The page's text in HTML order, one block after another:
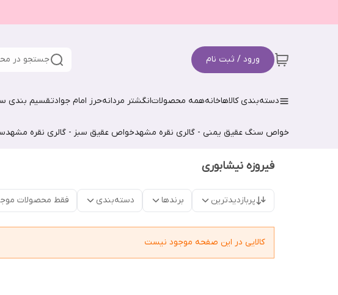
ورود / ثبت نام جستجو در
دسته‌بندی کالاهاخانههمه محصولاتانگشتر مردانهحرز امام جوادتقسیم بندی
خواص سنگ عقیق یمنی - گالری نقره مشهدخواص عقیق سبز - گالری نقره مشهد
فیروزه نیشابوری
پربازدیدترین برندها دسته‌بندی فقط محصولات
کالایی در این صفحه موجود نیست